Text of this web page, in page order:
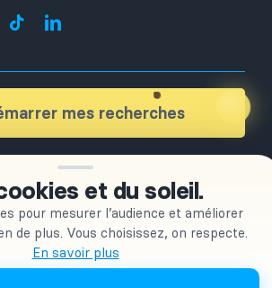
et du soleil.
pour mesurer l’audience et améliorer
de plus. Vous choisissez, on respecte.
En savoir plus
mes recherches
clients accompagnés
| © Copyright 2026 |Conditions générales
|Conditions Générales de Vente